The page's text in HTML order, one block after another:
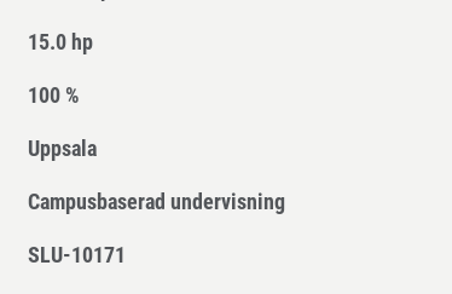
15.0 hp
100 %
Uppsala
Campusbaserad undervisning
SLU-10171